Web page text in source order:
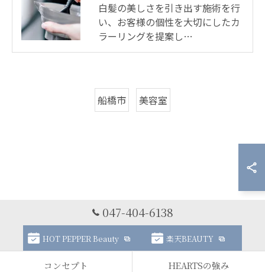
白髪の美しさを引き出す施術を行
い、お客様の個性を大切にしたカ
ラーリングを提案し…
船橋市 美容室
047-404-6138
HOT PEPPER Beauty 楽天BEAUTY
コンセプト HEARTSの強み